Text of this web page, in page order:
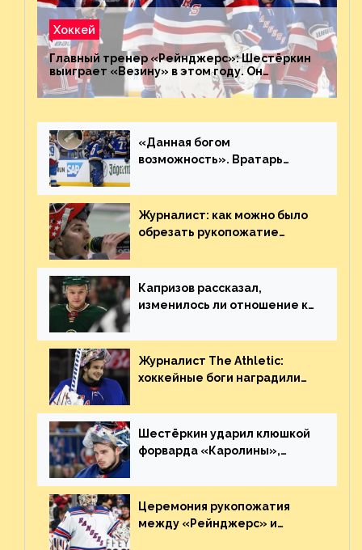
Хоккей
Главный тренер «Рейнджерс»: Шестёркин
выиграет «Везину» в этом году. Он
невероятен
«Данная богом
возможность». Вратарь
броске бутылкой в Кадри
Журналист: как можно было
обрезать рукопожатие
Плохая работа, ESPN
Капризов рассказал,
изменилось ли отношение к
Украине
Журналист The Athletic:
хоккейные боги наградили
великолепную игру
Шестёркин ударил клюшкой
форварда «Каролины»,
пятаке. Видео
Церемония рукопожатия
между «Рейнджерс» и